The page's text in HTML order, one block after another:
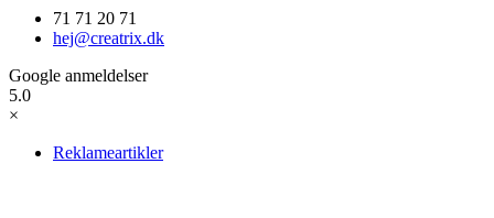
71 71 20 71
hej@creatrix.dk
Google anmeldelser
5.0
×
Reklameartikler